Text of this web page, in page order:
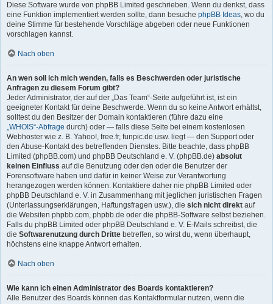
Diese Software wurde von phpBB Limited geschrieben. Wenn du denkst, dass
eine Funktion implementiert werden sollte, dann besuche phpBB Ideas, wo du
deine Stimme für bestehende Vorschläge abgeben oder neue Funktionen
vorschlagen kannst.
Nach oben
An wen soll ich mich wenden, falls es Beschwerden oder juristische
Anfragen zu diesem Forum gibt?
Jeder Administrator, der auf der „Das Team“-Seite aufgeführt ist, ist ein
geeigneter Kontakt für deine Beschwerde. Wenn du so keine Antwort erhältst,
solltest du den Besitzer der Domain kontaktieren (führe dazu eine
„WHOIS“-Abfrage durch) oder — falls diese Seite bei einem kostenlosen
Webhoster wie z. B. Yahoo!, free.fr, funpic.de usw. liegt — den Support oder
den Abuse-Kontakt des betreffenden Dienstes. Bitte beachte, dass phpBB
Limited (phpBB.com) und phpBB Deutschland e. V. (phpBB.de) absolut
keinen Einfluss auf die Benutzung oder den oder die Benutzer der
Forensoftware haben und dafür in keiner Weise zur Verantwortung
herangezogen werden können. Kontaktiere daher nie phpBB Limited oder
phpBB Deutschland e. V. in Zusammenhang mit jeglichen juristischen Fragen
(Unterlassungserklärungen, Haftungsfragen usw.), die sich nicht direkt auf
die Websiten phpbb.com, phpbb.de oder die phpBB-Software selbst beziehen.
Falls du phpBB Limited oder phpBB Deutschland e. V. E-Mails schreibst, die
die Softwarenutzung durch Dritte betreffen, so wirst du, wenn überhaupt,
höchstens eine knappe Antwort erhalten.
Nach oben
Wie kann ich einen Administrator des Boards kontaktieren?
Alle Benutzer des Boards können das Kontaktformular nutzen, wenn die